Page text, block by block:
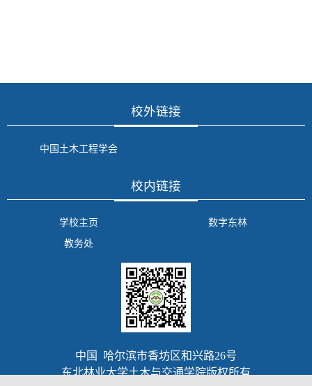
校外链接
中国土木工程学会
校内链接
学校主页
数字东林
教务处
中国 哈尔滨市香坊区和兴路26号
东北林业大学土木与交通学院版权所有